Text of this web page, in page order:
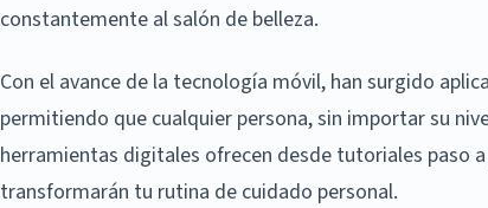
constantemente al salón de belleza.
Con el avance de la tecnología móvil, han surgido
permitiendo que cualquier persona, sin importar su
herramientas digitales ofrecen desde tutoriales paso
transformarán tu rutina de cuidado personal.